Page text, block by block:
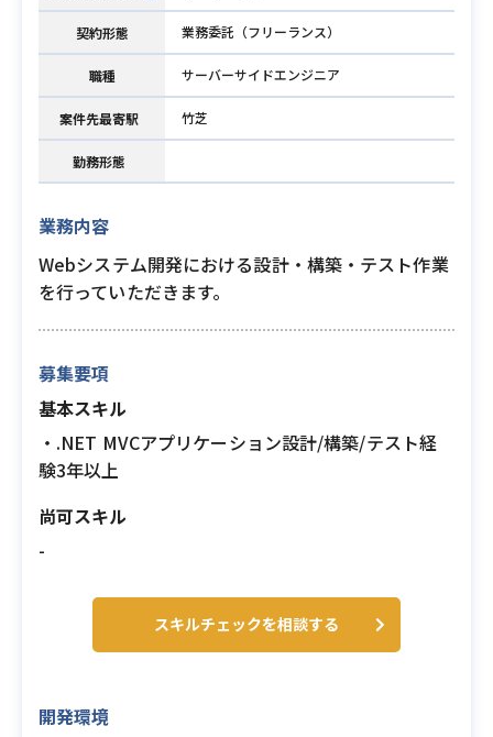
契約形態 業務委託（フリーランス）
職種 サーバーサイドエンジニア
案件先最寄駅 竹芝
勤務形態
業務内容
Webシステム開発における設計・構築・テスト作業
を行っていただきます。
募集要項
基本スキル
・.NET MVCアプリケーション設計/構築/テスト経
験3年以上
尚可スキル
-
スキルチェックを相談する
開発環境